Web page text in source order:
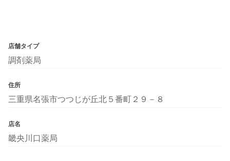
店舗タイプ
調剤薬局
住所
三重県名張市つつじが丘北５番町２９－８
店名
畿央川口薬局